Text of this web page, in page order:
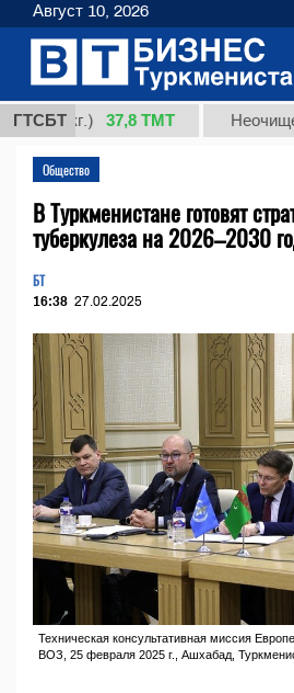
ГТСБТ
(кг.) 37,8 ТМТ Неочищенная
Общество
В Туркменистане готовят
туберкулеза на 2026–2030
БТ
16:38 27.02.2025
Техническая консультативная миссия
ВОЗ, 25 февраля 2025 г., Ашхабад,
Август 10, 2026